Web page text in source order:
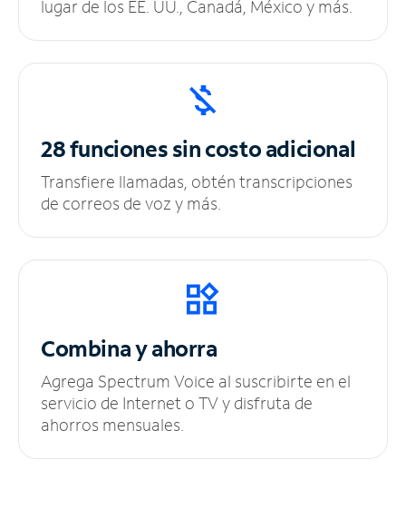
lugar de los EE. UU., Canadá, México y más.
28 funciones sincosto adicional
Transfiere llamadas, obtén transcripciones
de correos de voz y más.
Combina y ahorra
Agrega Spectrum Voice al suscribirte en el
servicio de Internet o TV y disfruta de
ahorros mensuales.